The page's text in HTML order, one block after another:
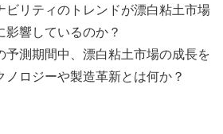
ビリティのトレンドが漂白粘土市場
響しているのか？
予測期間中、漂白粘土市場の成長を
ノロジーや製造革新とは何か？